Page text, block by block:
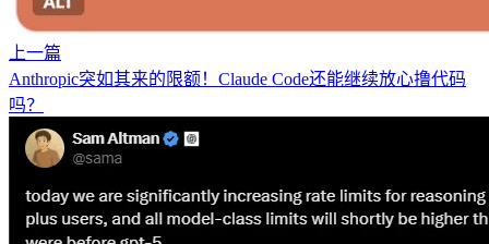
上一篇
Anthropic突如其来的限额！Claude Code还能继续放心撸代码
吗？